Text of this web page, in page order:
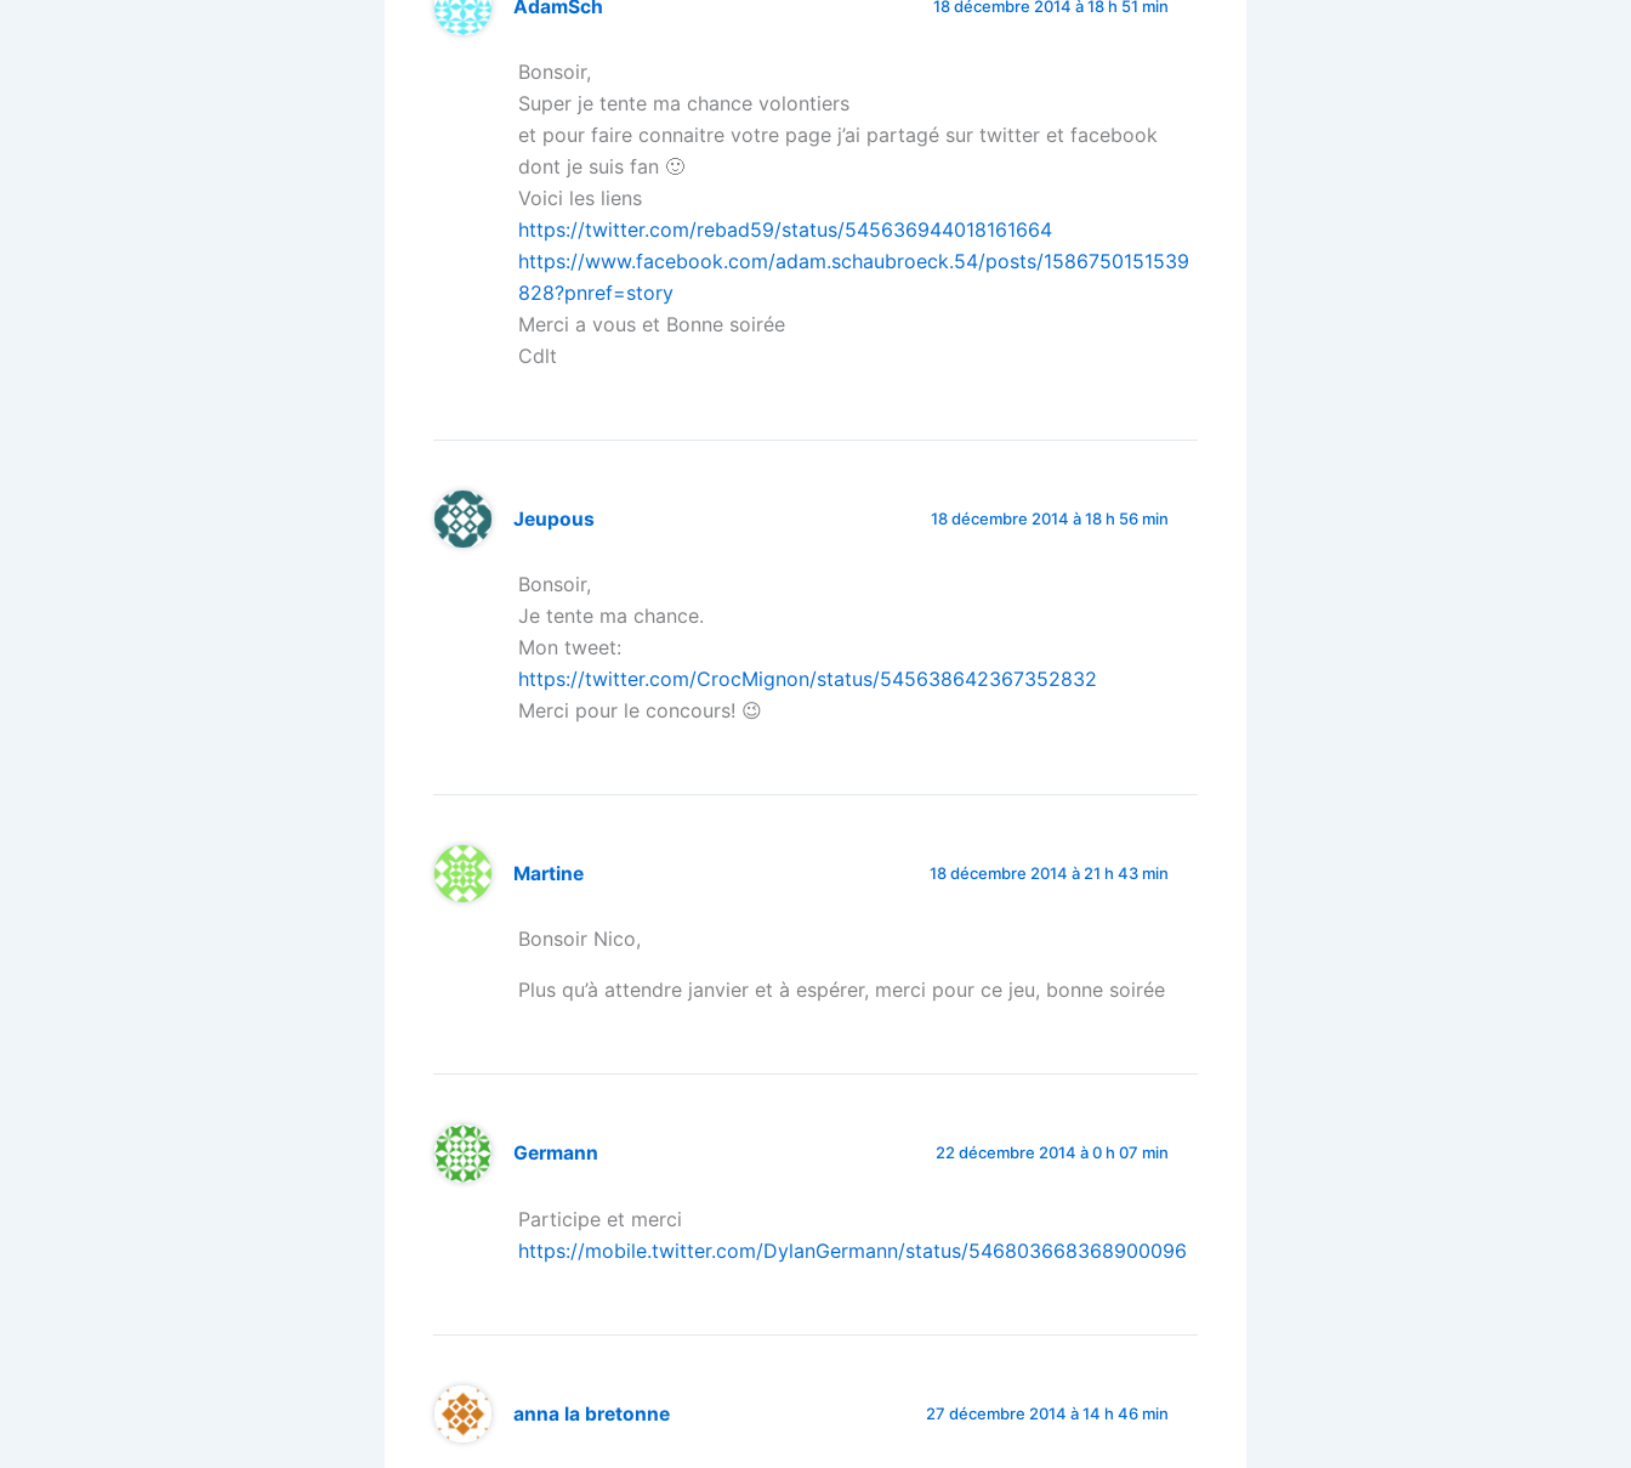
AdamSch 18 décembre 2014 à 18 h 51 min
Bonsoir,
Super je tente ma chance volontiers
et pour faire connaitre votre page j’ai partagé sur twitter et facebook
dont je suis fan 🙂
Voici les liens
https://twitter.com/rebad59/status/545636944018161664
https://www.facebook.com/adam.schaubroeck.54/posts/1586750151539
828?pnref=story
Merci a vous et Bonne soirée
Cdlt
Jeupous 18 décembre 2014 à 18 h 56 min
Bonsoir,
Je tente ma chance.
Mon tweet:
https://twitter.com/CrocMignon/status/545638642367352832
Merci pour le concours! 😉
Martine 18 décembre 2014 à 21 h 43 min
Bonsoir Nico,
Plus qu’à attendre janvier et à espérer, merci pour ce jeu, bonne soirée
Germann 22 décembre 2014 à 0 h 07 min
Participe et merci
https://mobile.twitter.com/DylanGermann/status/546803668368900096
anna la bretonne 27 décembre 2014 à 14 h 46 min